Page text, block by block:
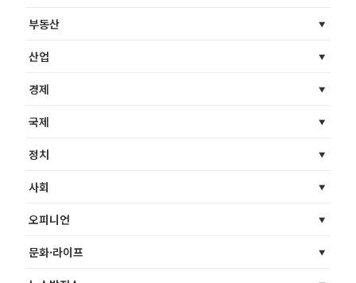
부동산
산업
경제
국제
정치
사회
오피니언
문화·라이프